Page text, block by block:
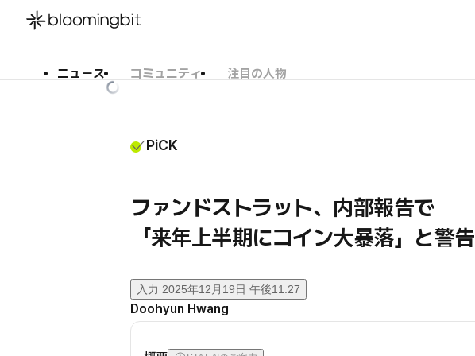
ニュース コミュニティ
注目の人物
PiCK
ファンドストラット、内部報告で
「来年上半期にコイン大暴落」と警告
入力 2025年12月19日 午後11:27
Doohyun Hwang